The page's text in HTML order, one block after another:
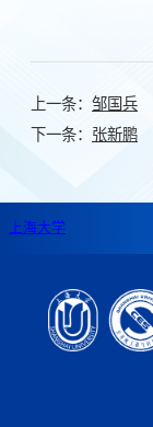
上一条： 邹国兵
下一条： 张新鹏
上海大学